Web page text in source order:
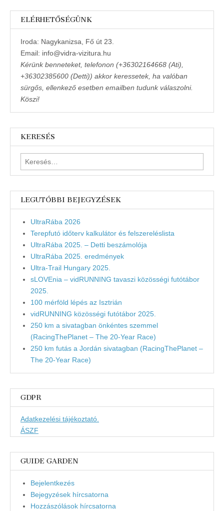
ELÉRHETŐSÉGÜNK
Iroda: Nagykanizsa, Fő út 23.
Email: info@vidra-vizitura.hu
Kérünk benneteket, telefonon (+36302164668 (Ati),
+36302385600 (Detti)) akkor keressetek, ha valóban
sürgős, ellenkező esetben emailben tudunk válaszolni.
Köszi!
KERESÉS
Keresés:
LEGUTÓBBI BEJEGYZÉSEK
UltraRába 2026
Terepfutó időterv kalkulátor és felszereléslista
UltraRába 2025. – Detti beszámolója
UltraRába 2025. eredmények
Ultra-Trail Hungary 2025.
sLOVEnia – vidRUNNING tavaszi közösségi futótábor
2025.
100 mérföld lépés az Isztrián
vidRUNNING közösségi futótábor 2025.
250 km a sivatagban önkéntes szemmel
(RacingThePlanet – The 20-Year Race)
250 km futás a Jordán sivatagban (RacingThePlanet –
The 20-Year Race)
GDPR
Adatkezelési tájékoztató.
ÁSZF
GUIDE GARDEN
Bejelentkezés
Bejegyzések hírcsatorna
Hozzászólások hírcsatorna